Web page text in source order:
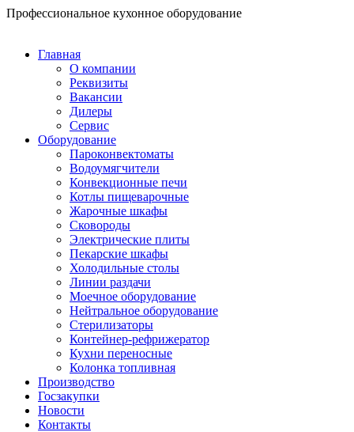
Перейти
Профессиональное кухонное оборудование
Главная
О компании
Реквизиты
Вакансии
Дилеры
Сервис
Оборудование
Пароконвектоматы
Водоумягчители
Конвекционные печи
Котлы пищеварочные
Жарочные шкафы
Сковороды
Электрические плиты
Пекарские шкафы
Холодильные столы
Линии раздачи
Моечное оборудование
Нейтральное оборудование
Стерилизаторы
Контейнер-рефрижератор
Кухни переносные
Колонка топливная
Производство
Госзакупки
Новости
Контакты